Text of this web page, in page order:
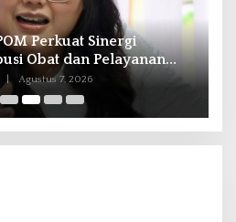
Hormati Pengunduran
Koordinasi Administrasi
7, 2026